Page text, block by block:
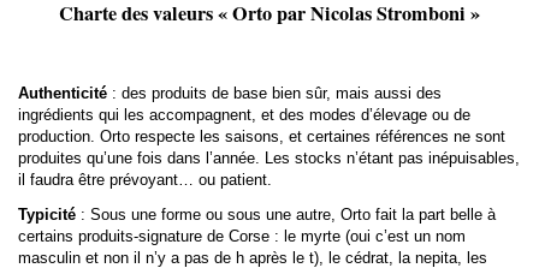
Charte des valeurs « Orto par Nicolas Stromboni »
Authenticité : des produits de base bien sûr, mais aussi des
ingrédients qui les accompagnent, et des modes d’élevage ou de
production. Orto respecte les saisons, et certaines références ne sont
produites qu’une fois dans l’année. Les stocks n’étant pas inépuisables,
il faudra être prévoyant… ou patient.
Typicité : Sous une forme ou sous une autre, Orto fait la part belle à
certains produits-signature de Corse : le myrte (oui c’est un nom
masculin et non il n’y a pas de h après le t), le cédrat, la nepita, les